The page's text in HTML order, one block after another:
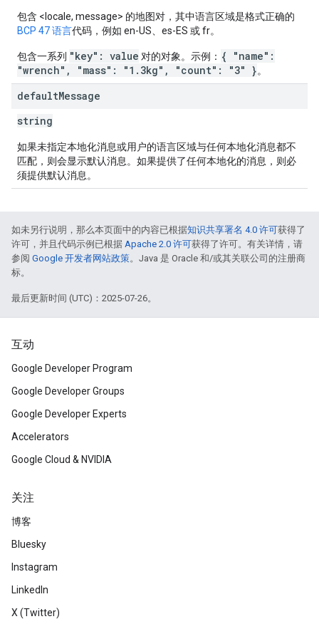
包含 <locale, message> 的地图对，其中语言区域是格式正确的
BCP 47 语言代码，例如 en-US、es-ES 或 fr。
包含一系列 "key": value 对的对象。示例： { "name":
"wrench", "mass": "1.3kg", "count": "3" }。
defaultMessage
string
如果未指定本地化消息或用户的语言区域与任何本地化消息都不
匹配，则会显示默认消息。如果提供了任何本地化的消息，则必
须提供默认消息。
如未另行说明，那么本页面中的内容已根据知识共享署名 4.0 许可获得了
许可，并且代码示例已根据 Apache 2.0 许可获得了许可。有关详情，请
参阅 Google 开发者网站政策。Java 是 Oracle 和/或其关联公司的注册商
标。
最后更新时间 (UTC)：2025-07-26。
互动
Google Developer Program
Google Developer Groups
Google Developer Experts
Accelerators
Google Cloud & NVIDIA
关注
博客
Bluesky
Instagram
LinkedIn
X (Twitter)